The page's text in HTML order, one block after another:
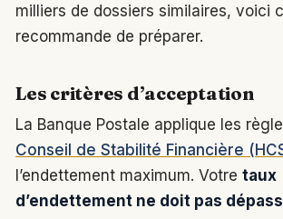
milliers de dossiers similaires, voici
recommande de préparer.
Les critères d’acceptation
La Banque Postale applique les
Conseil de Stabilité Financière
l’endettement maximum. Votre taux
d’endettement ne doit pas